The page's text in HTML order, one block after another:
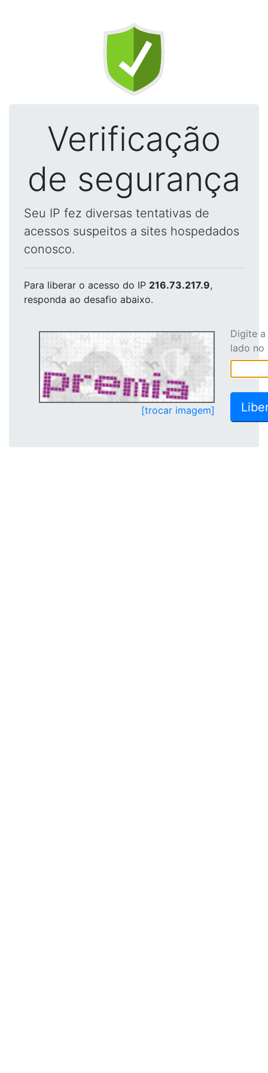
Verificação
de segurança
Seu IP fez diversas tentativas de
acessos suspeitos a sites hospedados
conosco.
Para liberar o acesso do IP 216.73.217.9,
responda ao desafio abaixo.
[trocar imagem]
Digite
lado no